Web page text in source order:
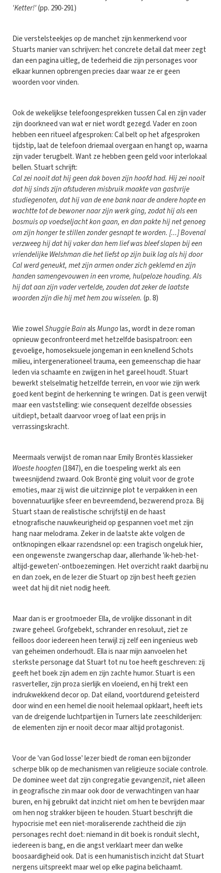
'Ketter!'(pp. 290-291)
Die verstelsteekjes op de manchet zijn kenmerkend voor
Stuarts manier van schrijven: het concrete detail dat meer zegt
dan een pagina uitleg, de tederheid die zijn personages voor
elkaar kunnen opbrengen precies daar waar ze er geen
woorden voor vinden.
Ook de wekelijkse telefoongesprekken tussen Cal en zijn vader
zijn doorkneed van wat er niet wordt gezegd. Vader en zoon
hebben een ritueel afgesproken: Cal belt op het afgesproken
tijdstip, laat de telefoon driemaal overgaan en hangt op, waarna
zijn vader terugbelt. Want ze hebben geen geld voor interlokaal
bellen. Stuart schrijft:
Cal zei nooit dat hij geen dak boven zijn hoofd had. Hij zei nooit
dat hij sinds zijn afstuderen misbruik maakte van gastvrije
studiegenoten, dat hij van de ene bank naar de andere hopte en
wachtte tot de bewoner naar zijn werk ging, zodat hij als een
bosmuis op voedseljacht kon gaan, en dan pakte hij net genoeg
om zijn honger te stillen zonder gesnapt te worden. [...] Bovenal
verzweeg hij dat hij vaker dan hem lief was bleef slapen bij een
vriendelijke Welshman die het liefst op zijn buik lag als hij door
Cal werd geneukt, met zijn armen onder zich geklemd en zijn
handen samengevouwen in een vrome, hulpeloze houding. Als
hij dat aan zijn vader vertelde, zouden dat zeker de laatste
woorden zijn die hij met hem zou wisselen. (p. 8)
Wie zowelShuggie BainalsMungolas, wordt in deze roman
opnieuw geconfronteerd met hetzelfde basispatroon: een
gevoelige, homoseksuele jongeman in een knellend Schots
milieu, intergenerationeel trauma, een gemeenschap die haar
leden via schaamte en zwijgen in het gareel houdt. Stuart
bewerkt stelselmatig hetzelfde terrein, en voor wie zijn werk
goed kent begint de herkenning te wringen. Dat is geen verwijt
maar een vaststelling: wie consequent dezelfde obsessies
uitdiept, betaalt daarvoor vroeg of laat een prijs in
verrassingskracht.
Meermaals verwijst de roman naar Emily Brontës klassieker
Woeste hoogten(1847), en die toespeling werkt als een
tweesnijdend zwaard. Ook Brontë ging voluit voor de grote
emoties, maar zij wist die uitzinnige plot te verpakken in een
bovennatuurlijke sfeer en bevreemdend, bezwerend proza. Bij
Stuart staan de realistische schrijfstijl en de haast
etnografische nauwkeurigheid op gespannen voet met zijn
hang naar melodrama. Zeker in de laatste akte volgen de
ontknopingen elkaar razendsnel op: een tragisch ongeluk hier,
een ongewenste zwangerschap daar, allerhande 'ik-heb-het-
altijd-geweten'-ontboezemingen. Het overzicht raakt daarbij nu
en dan zoek, en de lezer die Stuart op zijn best heeft gezien
weet dat hij dit niet nodig heeft.
Maar dan is er grootmoeder Ella, de vrolijke dissonant in dit
zware geheel. Grofgebekt, schrander en resoluut, ziet ze
feilloos door iedereen heen terwijl zij zelf een ingenieus web
van geheimen onderhoudt. Ella is naar mijn aanvoelen het
sterkste personage dat Stuart tot nu toe heeft geschreven: zij
geeft het boek zijn adem en zijn zachte humor. Stuart is een
rasverteller, zijn proza sierlijk en vloeiend, en hij trekt een
indrukwekkend decor op. Dat eiland, voortdurend geteisterd
door wind en een hemel die nooit helemaal opklaart, heeft iets
van de dreigende luchtpartijen in Turners late zeeschilderijen:
de elementen zijn er nooit decor maar altijd protagonist.
Voor de 'van God losse' lezer biedt de roman een bijzonder
scherpe blik op de mechanismen van religieuze sociale controle.
De dominee weet dat zijn congregatie gevangenzit, niet alleen
in geografische zin maar ook door de verwachtingen van haar
buren, en hij gebruikt dat inzicht niet om hen te bevrijden maar
om hen nog strakker bijeen te houden. Stuart beschrijft die
hypocrisie met een niet-moraliserende zachtheid die zijn
personages recht doet: niemand in dit boek is ronduit slecht,
iedereen is bang, en die angst verklaart meer dan welke
boosaardigheid ook. Dat is een humanistisch inzicht dat Stuart
nergens uitspreekt maar wel op elke pagina belichaamt.